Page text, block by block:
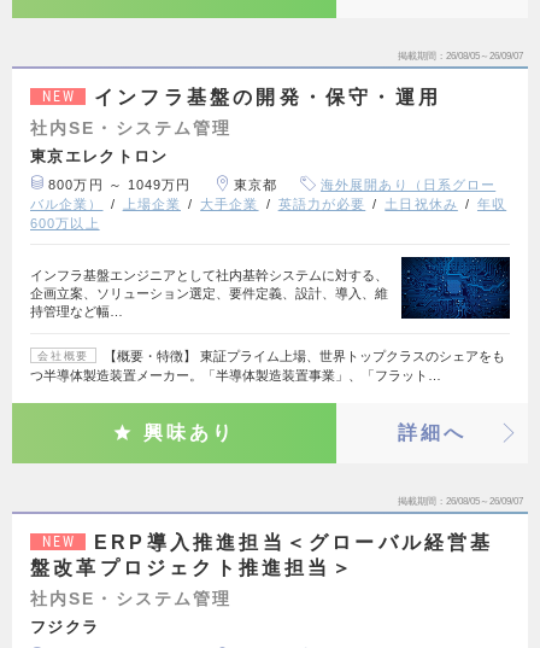
掲載期間 26/08/05～26/09/07
NEW インフラ基盤の開発・保守・運用
社内SE・システム管理
東京エレクトロン
800万円 ～ 1049万円 東京都
海外展開あり（日系グロー
バル企業）
上場企業 大手企業 英語力が必要 土日祝休み
年収
600万以上
インフラ基盤エンジニアとして社内基幹システムに対する、
企画立案、ソリューション選定、要件定義、設計、導入、維
持管理など幅…
会社概要
【概要・特徴】 東証プライム上場、世界トップクラスのシェアをも
つ半導体製造装置メーカー。「半導体製造装置事業」、「フラット…
興味あり 詳細へ
掲載期間 26/08/05～26/09/07
NEW
ERP導入推進担当＜グローバル経営基
盤改革プロジェクト推進担当＞
社内SE・システム管理
フジクラ